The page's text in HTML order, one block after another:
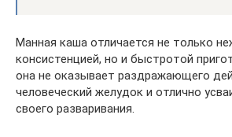
Манная каша отличается не только
консистенцией, но и быстротой
она не оказывает раздражающего
человеческий желудок и отлично
своего разваривания.